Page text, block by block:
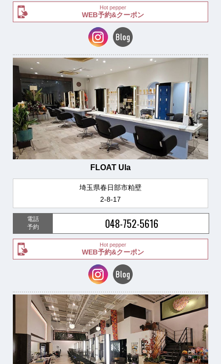
Hot pepper
WEB予約&クーポン
FLOAT Ula
埼玉県春日部市粕壁
2-8-17
電話
予約
048-752-5616
Hot pepper
WEB予約&クーポン